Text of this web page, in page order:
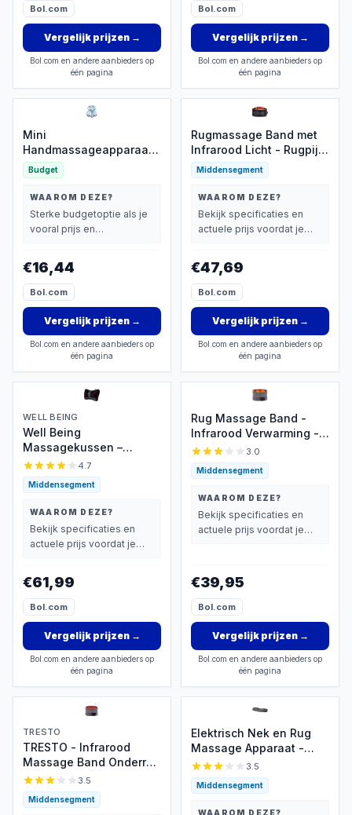
Bol.com
Vergelijk prijzen→
Bol.com en andere aanbieders op
één pagina
Bol.com
Vergelijk prijzen→
Bol.com en andere aanbieders op
één pagina
Mini
Handmassageapparaat -
Nek & Lichaam
Budget
WAAROM DEZE?
Sterke budgetoptie als je
vooral prijs en
€16,44
Bol.com
Vergelijk prijzen→
Bol.com en andere aanbieders op
één pagina
Rugmassage Band met
Infrarood Licht - Rugpijn
Verlichten - Draadloos
Opladen - Hernia -
Warmtecompressie -
Taille Massage Apparaat
- Zwart
Middensegment
WAAROM DEZE?
Bekijk specificaties en
actuele prijs voordat je
€47,69
Bol.com
Vergelijk prijzen→
Bol.com en andere aanbieders op
één pagina
WELL BEING
Well Being
Massagekussen –
Massage kussen shiatsu
– 4 Draaiende
Drukpunten – Warmte
Functie - Elastische
Elektrisch Nek en Rug
Massage Apparaat –
Thuis gebruik - Zwart
4.7
Middensegment
WAAROM DEZE?
Bekijk specificaties en
actuele prijs voordat je
€61,99
Bol.com
Vergelijk prijzen→
Bol.com en andere aanbieders op
één pagina
Rug Massage Band -
Infrarood Verwarming -
Warmte Massage -
Pijnverlichting -
Draadloos - Grijs
3.0
Middensegment
WAAROM DEZE?
Bekijk specificaties en
actuele prijs voordat je
€39,95
Bol.com
Vergelijk prijzen→
Bol.com en andere aanbieders op
één pagina
TRESTO
TRESTO - Infrarood
Massage Band Onderrug
- Rugpijn - Apparaat -
Spieren & Gewrichten -
Pijnverlichting -
3.5
Middensegment
Elektrisch Nek en Rug
Massage Apparaat -
Onderrug massage -
Warmte Functie Lumbar
Massager - Elektrische
Back Stretcher met
3.5
Middensegment
WAAROM DEZE?